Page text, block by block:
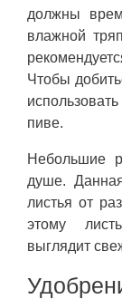
должны
влажной
Чтобы
пиве.
Небольшие
душе.
листья от
этому
выглядит